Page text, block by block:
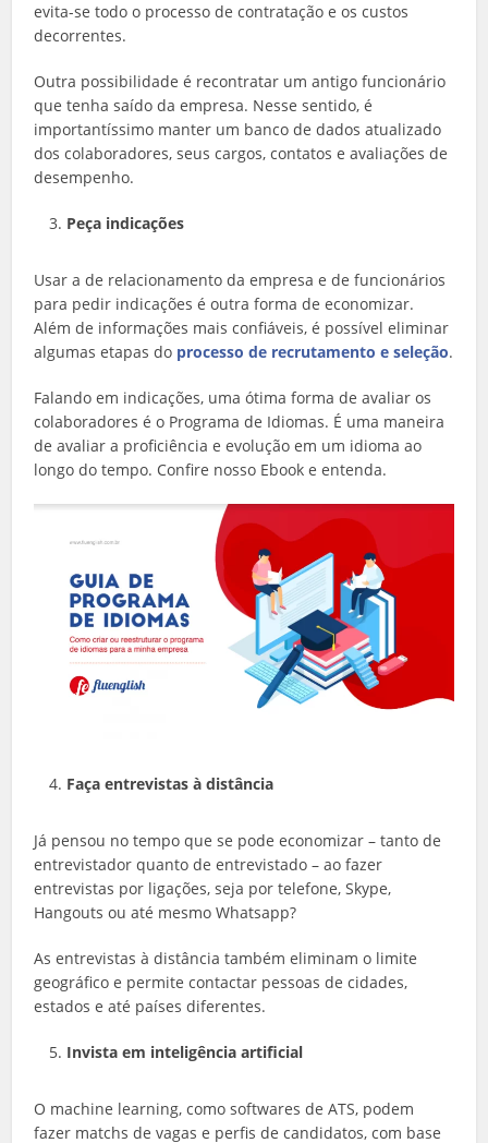
evita-se todo o processo de contratação e os custos
decorrentes.
Outra possibilidade é recontratar um antigo funcionário
que tenha saído da empresa. Nesse sentido, é
importantíssimo manter um banco de dados atualizado
dos colaboradores, seus cargos, contatos e avaliações de
desempenho.
Peça indicações
Usar a de relacionamento da empresa e de funcionários
para pedir indicações é outra forma de economizar.
Além de informações mais confiáveis, é possível eliminar
algumas etapas do processo de recrutamento e seleção.
Falando em indicações, uma ótima forma de avaliar os
colaboradores é o Programa de Idiomas. É uma maneira
de avaliar a proficiência e evolução em um idioma ao
longo do tempo. Confire nosso Ebook e entenda.
Faça entrevistas à distância
Já pensou no tempo que se pode economizar – tanto de
entrevistador quanto de entrevistado – ao fazer
entrevistas por ligações, seja por telefone, Skype,
Hangouts ou até mesmo Whatsapp?
As entrevistas à distância também eliminam o limite
geográfico e permite contactar pessoas de cidades,
estados e até países diferentes.
Invista em inteligência artificial
O machine learning, como softwares de ATS, podem
fazer matchs de vagas e perfis de candidatos, com base